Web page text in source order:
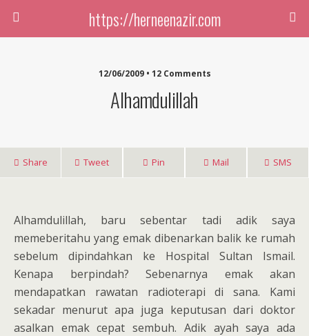
https://herneenazir.com
12/06/2009 • 12 Comments
Alhamdulillah
Share Tweet Pin Mail SMS
Alhamdulillah, baru sebentar tadi adik saya
memeberitahu yang emak dibenarkan balik ke rumah
sebelum dipindahkan ke Hospital Sultan Ismail.
Kenapa berpindah? Sebenarnya emak akan
mendapatkan rawatan radioterapi di sana. Kami
sekadar menurut apa juga keputusan dari doktor
asalkan emak cepat sembuh. Adik ayah saya ada